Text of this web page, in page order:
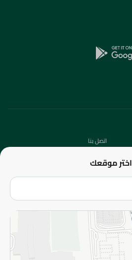
اختر موقعك
اتصل بنا
الفروع
سياسة الاستخدام